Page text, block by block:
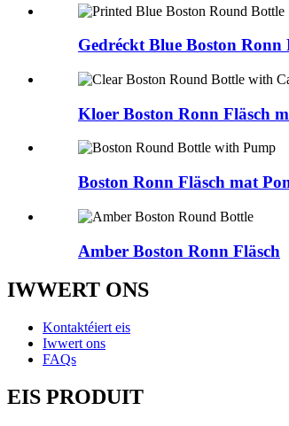
Gedréckt Blue Boston Ronn
Kloer Boston Ronn Fläsch
Boston Ronn Fläsch mat
Amber Boston Ronn Fläsch
IWWERT ONS
Kontaktéiert eis
Iwwert ons
FAQs
EIS PRODUIT